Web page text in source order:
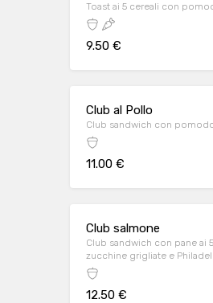
Toast ai 5 cereali con
9.50 €
Club al Pollo
Club sandwich con
11.00 €
Club salmone
Club sandwich con pane ai
zucchine grigliate e
12.50 €